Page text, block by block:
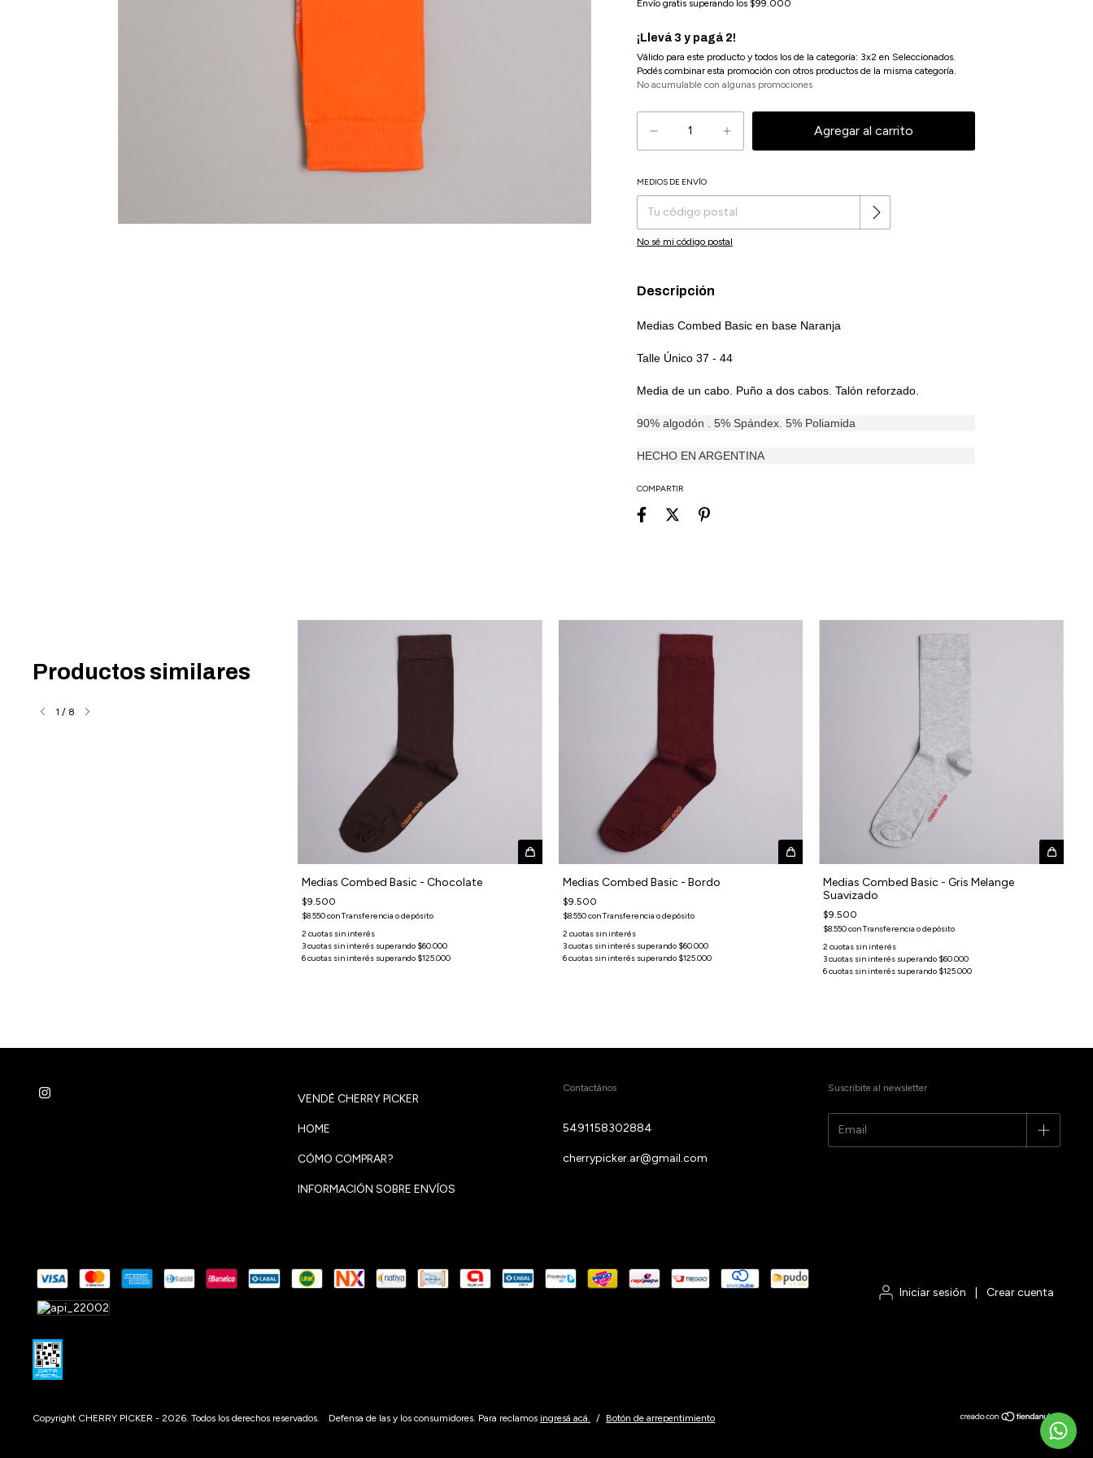
Envío gratis superando los $99.000
¡Llevá 3 y pagá 2!
Válido para este producto y todos los de la categoría: 3x2 en Seleccionados.
Podés combinar esta promoción con otros productos de la misma categoría.
No acumulable con algunas promociones
Entregas para el CP:
MEDIOS DE ENVÍO
No sé mi código postal
Descripción
Medias Combed Basic en base Naranja
Talle Único 37 - 44
Media de un cabo. Puño a dos cabos. Talón reforzado.
90% algodón . 5% Spándex. 5% Poliamida
HECHO EN ARGENTINA
COMPARTIR
Productos similares
1 / 8
Medias Combed Basic - Chocolate
$9.500
$8.550conTransferencia o depósito
Medias Combed Basic - Bordo
$9.500
$8.550conTransferencia o depósito
Medias Combed Basic - Gris Melange
Suavizado
$9.500
$8.550conTransferencia o depósito
VENDÉ CHERRY PICKER
HOME
CÓMO COMPRAR?
INFORMACIÓN SOBRE ENVÍOS
Contactános
5491158302884
cherrypicker.ar@gmail.com
Suscribite al newsletter
Iniciar sesión Crear cuenta
Copyright CHERRY PICKER - 2026. Todos los derechos reservados. Defensa de las y los consumidores. Para reclamos ingresá acá. / Botón de arrepentimiento